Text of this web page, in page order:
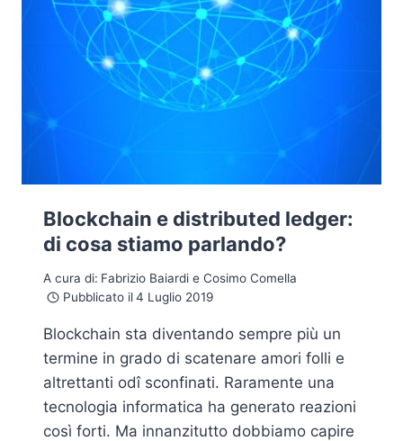
Blockchain e distributed ledger:
di cosa stiamo parlando?
A cura di: Fabrizio Baiardi e Cosimo Comella
Pubblicato il 4 Luglio 2019
Blockchain sta diventando sempre più un
termine in grado di scatenare amori folli e
altrettanti odî sconfinati. Raramente una
tecnologia informatica ha generato reazioni
così forti. Ma innanzitutto dobbiamo capire